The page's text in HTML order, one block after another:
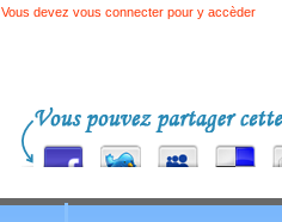
Vous devez vous connecter pour y accèder